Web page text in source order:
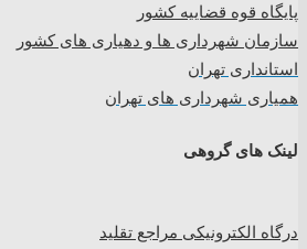
پایگاه قوه قضاییه کشور
سازمان شهرداری ها و دهیاری های کشور
استانداری تهران
همیاری شهرداری های تهران
لینک های گروهی
درگاه الکترونیکی مراجع تقلید